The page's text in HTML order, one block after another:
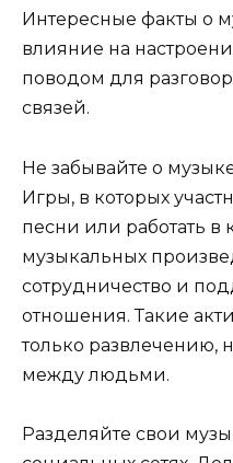
Интересные факты о
влияние на
поводом для
связей.
Не забывайте о
Игры, в которых
песни или работать в
музыкальных
сотрудничество и
отношения. Такие
только развлечению,
между людьми.
Разделяйте свои